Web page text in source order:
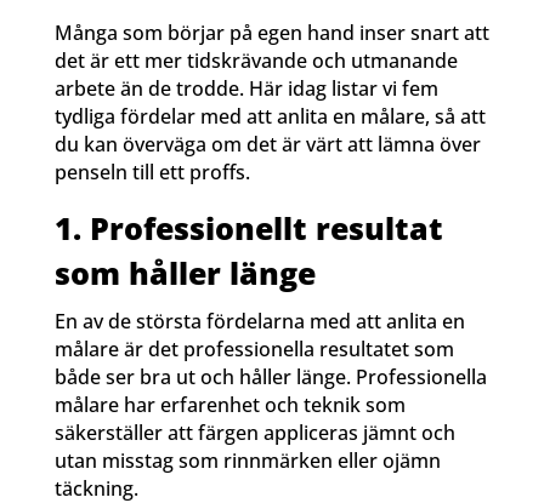
Många som börjar på egen hand inser snart att
det är ett mer tidskrävande och utmanande
arbete än de trodde. Här idag listar vi fem
tydliga fördelar med att anlita en målare, så att
du kan överväga om det är värt att lämna över
penseln till ett proffs.
1. Professionellt resultat
som håller länge
En av de största fördelarna med att anlita en
målare är det professionella resultatet som
både ser bra ut och håller länge. Professionella
målare har erfarenhet och teknik som
säkerställer att färgen appliceras jämnt och
utan misstag som rinnmärken eller ojämn
täckning.